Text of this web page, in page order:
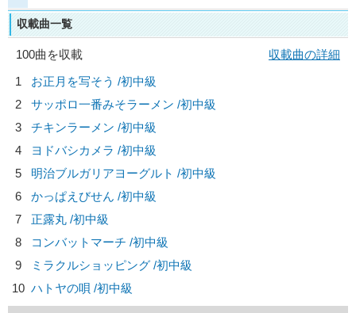
収載曲一覧
100曲を収載
収載曲の詳細
1
お正月を写そう /初中級
2
サッポロ一番みそラーメン /初中級
3
チキンラーメン /初中級
4
ヨドバシカメラ /初中級
5
明治ブルガリアヨーグルト /初中級
6
かっぱえびせん /初中級
7
正露丸 /初中級
8
コンバットマーチ /初中級
9
ミラクルショッピング /初中級
10 ハトヤの唄 /初中級